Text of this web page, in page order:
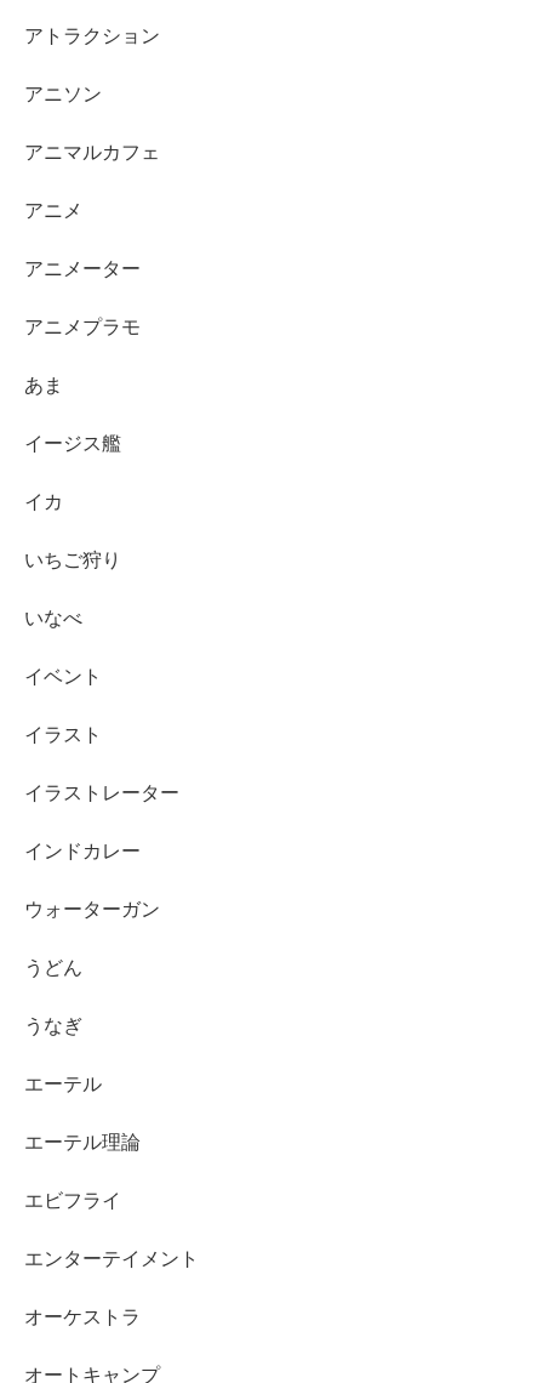
アトラクション
アニソン
アニマルカフェ
アニメ
アニメーター
アニメプラモ
あま
イージス艦
イカ
いちご狩り
いなべ
イベント
イラスト
イラストレーター
インドカレー
ウォーターガン
うどん
うなぎ
エーテル
エーテル理論
エビフライ
エンターテイメント
オーケストラ
オートキャンプ